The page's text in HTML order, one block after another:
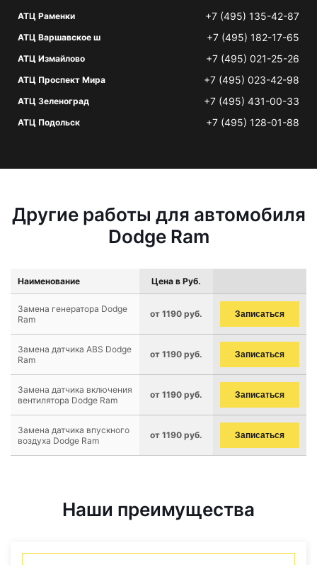
АТЦ Раменки +7 (495) 135-42-87
АТЦ Варшавское ш +7 (495) 182-17-65
АТЦ Измайлово +7 (495) 021-25-26
АТЦ Проспект Мира +7 (495) 023-42-98
АТЦ Зеленоград +7 (495) 431-00-33
АТЦ Подольск +7 (495) 128-01-88
Другие работы для автомобиля
Dodge Ram
Наименование Цена в Руб.
Замена генератора Dodge
Ram
от 1190 руб. Записаться
Замена датчика ABS Dodge
Ram
от 1190 руб. Записаться
Замена датчика включения
вентилятора Dodge Ram
от 1190 руб. Записаться
Замена датчика впускного
воздуха Dodge Ram
от 1190 руб. Записаться
Наши преимущества